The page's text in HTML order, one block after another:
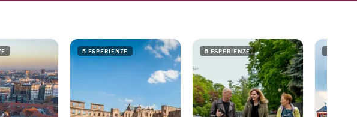
5 ESPERIENZE 5 ESPERIENZE